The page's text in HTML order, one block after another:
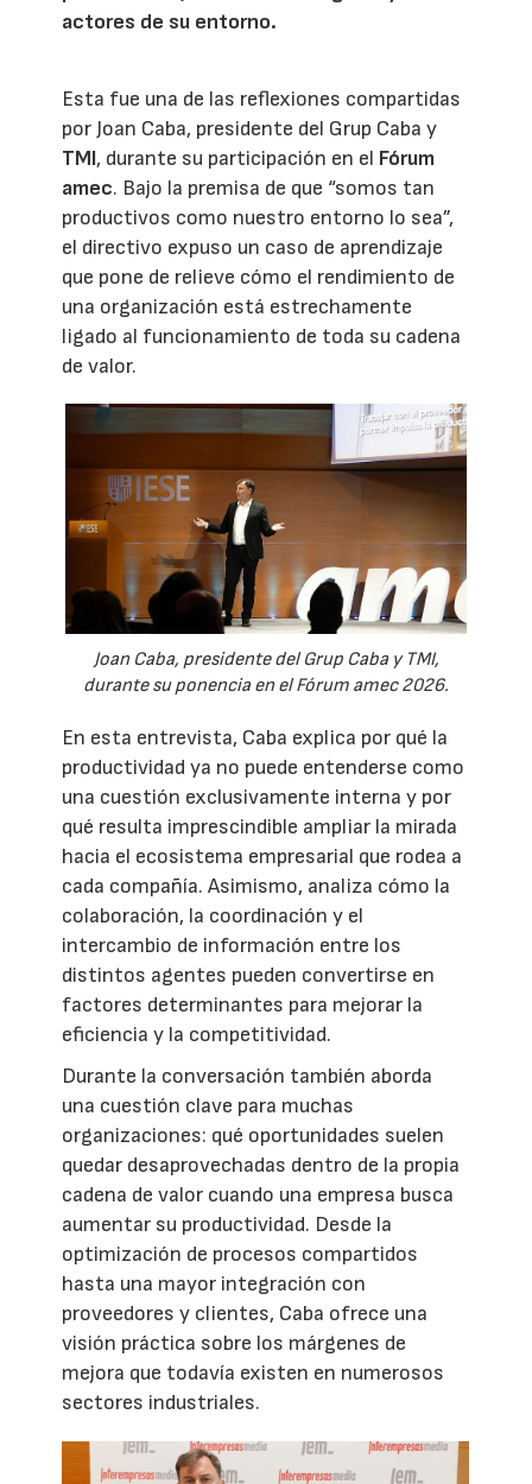
actores de su entorno.
Esta fue una de las reflexiones compartidas
por Joan Caba, presidente del Grup Caba y
TMI, durante su participación en el Fórum
amec. Bajo la premisa de que “somos tan
productivos como nuestro entorno lo sea”,
el directivo expuso un caso de aprendizaje
que pone de relieve cómo el rendimiento de
una organización está estrechamente
ligado al funcionamiento de toda su cadena
de valor.
Joan Caba, presidente del Grup Caba y TMI,
durante su ponencia en el Fórum amec 2026.
En esta entrevista, Caba explica por qué la
productividad ya no puede entenderse como
una cuestión exclusivamente interna y por
qué resulta imprescindible ampliar la mirada
hacia el ecosistema empresarial que rodea a
cada compañía. Asimismo, analiza cómo la
colaboración, la coordinación y el
intercambio de información entre los
distintos agentes pueden convertirse en
factores determinantes para mejorar la
eficiencia y la competitividad.
Durante la conversación también aborda
una cuestión clave para muchas
organizaciones: qué oportunidades suelen
quedar desaprovechadas dentro de la propia
cadena de valor cuando una empresa busca
aumentar su productividad. Desde la
optimización de procesos compartidos
hasta una mayor integración con
proveedores y clientes, Caba ofrece una
visión práctica sobre los márgenes de
mejora que todavía existen en numerosos
sectores industriales.